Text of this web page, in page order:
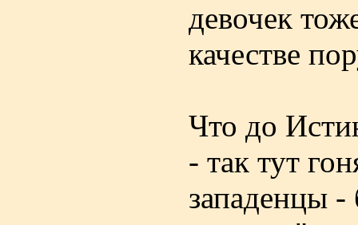
девочек
качестве
Что до
- так тут
западенцы